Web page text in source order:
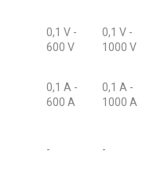
0,1 V -
600 V
0,1 V -
1000 V
0,1 A -
600 A
0,1 A -
1000 A
- -